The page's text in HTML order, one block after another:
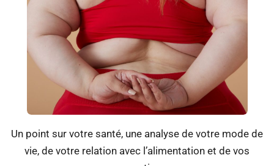
Un point sur votre santé, une analyse de votre mode de
vie, de votre relation avec l’alimentation et de vos